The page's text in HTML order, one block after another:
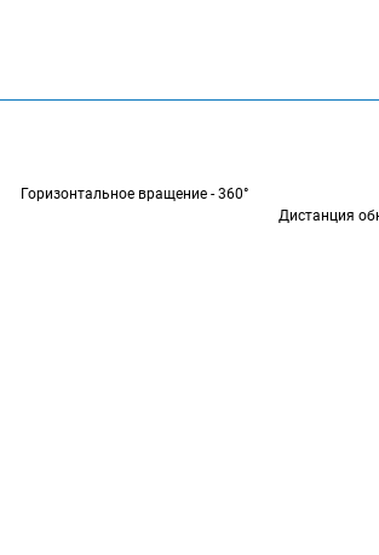
- 17.5°
вращение
обнаружения